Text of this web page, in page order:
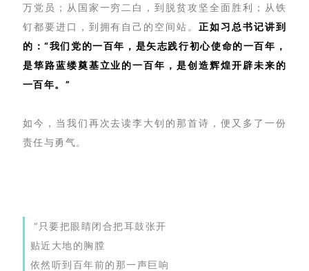
万党员；从国家一穷二白，到脱贫攻坚全面胜利；从铁
钉都要进口，到拥有自己的空间站。 正如习总书记讲到
的：“我们党的一百年，是矢志践行初心使命的一百年，
是筚路蓝缕奠基立业的一百年，是创造辉煌开辟未来的
一百年。”
如今，当我们再次去读李大钊的那首诗，便又多了一份
责任与勇气。
“只要把眼睛闭合把耳鼓张开
贴近大地的胸膛
依然听到百年前的那一声巨响